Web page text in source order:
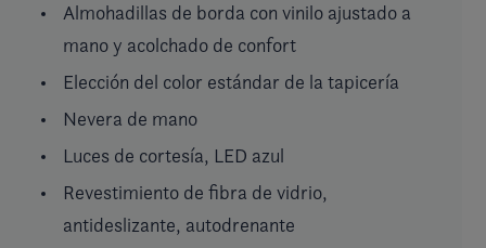
Almohadillas de borda con vinilo ajustado a
mano y acolchado de confort
Elección del color estándar de la tapicería
Nevera de mano
Luces de cortesía, LED azul
Revestimiento de fibra de vidrio,
antideslizante, autodrenante